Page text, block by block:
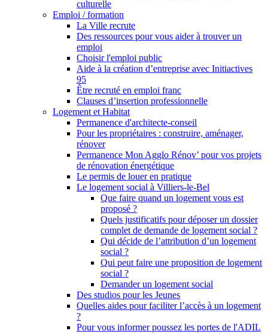
culturelle
Emploi / formation
La Ville recrute
Des ressources pour vous aider à trouver un
emploi
Choisir l'emploi public
Aide à la création d’entreprise avec Initiactives
95
Être recruté en emploi franc
Clauses d’insertion professionnelle
Logement et Habitat
Permanence d'architecte-conseil
Pour les propriétaires : construire, aménager,
rénover
Permanence Mon Agglo Rénov’ pour vos projets
de rénovation énergétique
Le permis de louer en pratique
Le logement social à Villiers-le-Bel
Que faire quand un logement vous est
proposé ?
Quels justificatifs pour déposer un dossier
complet de demande de logement social ?
Qui décide de l’attribution d’un logement
social ?
Qui peut faire une proposition de logement
social ?
Demander un logement social
Des studios pour les Jeunes
Quelles aides pour faciliter l’accès à un logement
?
Pour vous informer poussez les portes de l'ADIL